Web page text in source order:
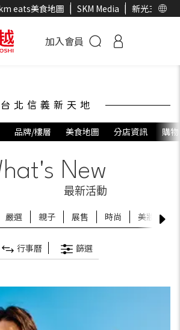
eats美食地圖 SKM Media 新光三越官
加入會員
台北信義新天地
品牌/樓層 美食地圖 分店資訊 購
New
最新活動
嚴選 親子 展售 時尚 美妝
行事曆 篩選